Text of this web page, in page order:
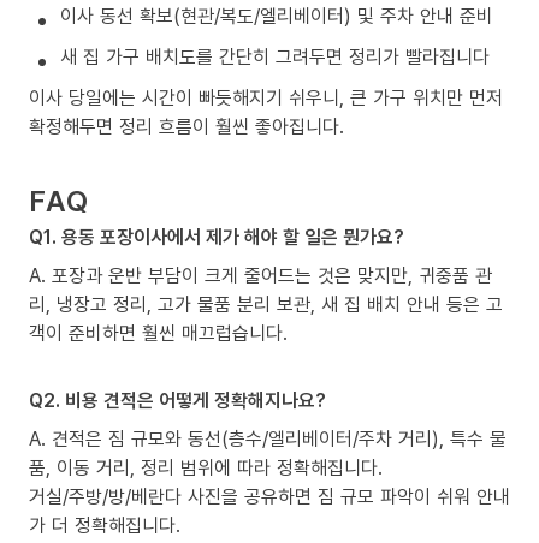
이사 동선 확보(현관/복도/엘리베이터) 및 주차 안내 준비
새 집 가구 배치도를 간단히 그려두면 정리가 빨라집니다
이사 당일에는 시간이 빠듯해지기 쉬우니, 큰 가구 위치만 먼저
확정해두면 정리 흐름이 훨씬 좋아집니다.
FAQ
Q1. 용동 포장이사에서 제가 해야 할 일은 뭔가요?
A. 포장과 운반 부담이 크게 줄어드는 것은 맞지만, 귀중품 관
리, 냉장고 정리, 고가 물품 분리 보관, 새 집 배치 안내 등은 고
객이 준비하면 훨씬 매끄럽습니다.
Q2. 비용 견적은 어떻게 정확해지나요?
A. 견적은 짐 규모와 동선(층수/엘리베이터/주차 거리), 특수 물
품, 이동 거리, 정리 범위에 따라 정확해집니다.
거실/주방/방/베란다 사진을 공유하면 짐 규모 파악이 쉬워 안내
가 더 정확해집니다.